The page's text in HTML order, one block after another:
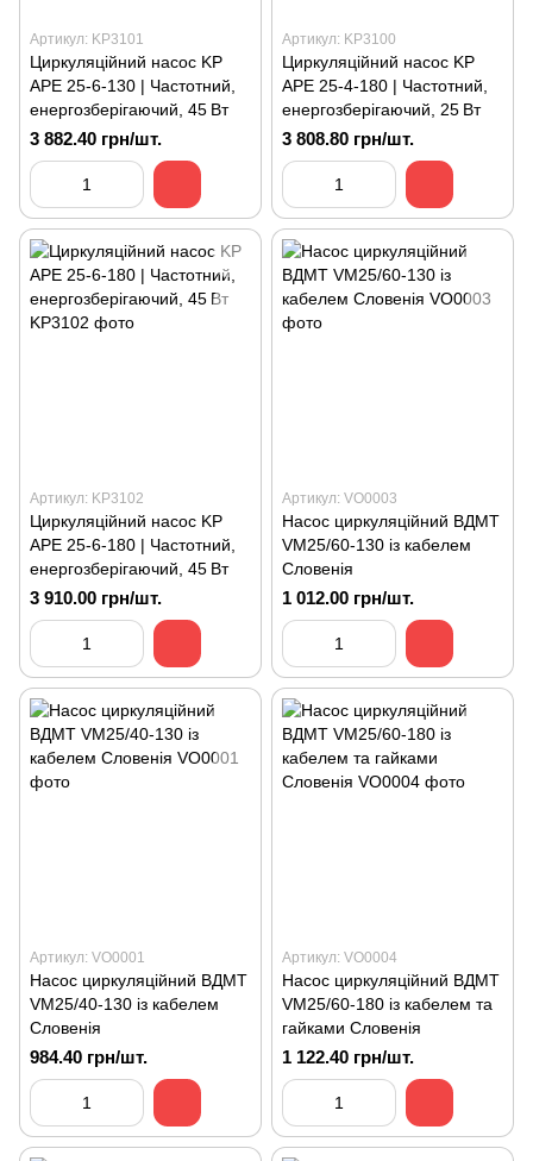
Артикул: KP3101
Циркуляційний насос KP
APE 25-6-130 | Частотний,
енергозберігаючий, 45 Вт
3 882.40 грн/шт.
Артикул: KP3100
Циркуляційний насос KP
APE 25-4-180 | Частотний,
енергозберігаючий, 25 Вт
3 808.80 грн/шт.
Артикул: KP3102
Циркуляційний насос KP
APE 25-6-180 | Частотний,
енергозберігаючий, 45 Вт
3 910.00 грн/шт.
Артикул: VO0003
Насос циркуляційний ВДМТ
VM25/60-130 із кабелем
Словенія
1 012.00 грн/шт.
Артикул: VO0001
Насос циркуляційний ВДМТ
VM25/40-130 із кабелем
Словенія
984.40 грн/шт.
Артикул: VO0004
Насос циркуляційний ВДМТ
VM25/60-180 із кабелем та
гайками Словенія
1 122.40 грн/шт.